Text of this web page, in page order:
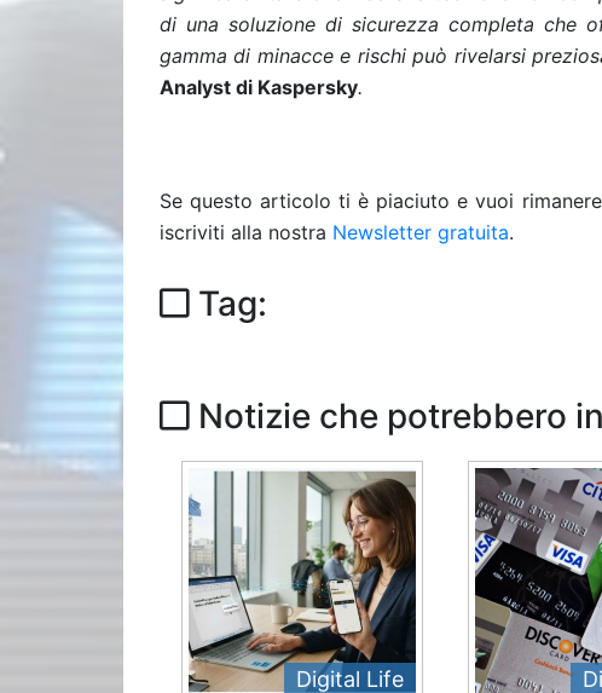
di una soluzione di sicurezza completa che
gamma di minacce e rischi può rivelarsi
Analyst di Kaspersky.
Se questo articolo ti è piaciuto e vuoi
iscriviti alla nostra Newsletter gratuita.
Tag:
Notizie che potrebbero
Digital Life